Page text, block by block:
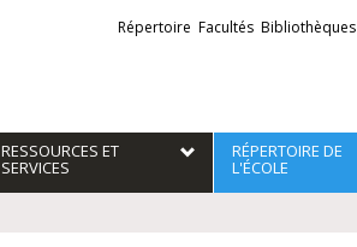
Liens
externes
Répertoire Facultés Bibliothèques
RESSOURCES ET
SERVICES
RÉPERTOIRE DE
L'ÉCOLE